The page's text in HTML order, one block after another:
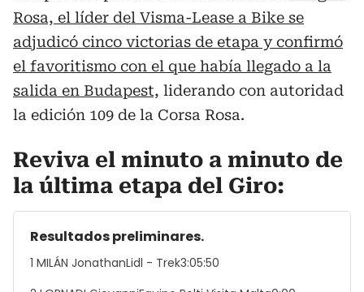
Rosa, el líder del Visma-Lease a Bike se
adjudicó cinco victorias de etapa y confirmó
el favoritismo con el que había llegado a la
salida en Budapest, liderando con autoridad
la edición 109 de la Corsa Rosa.
Reviva el minuto a minuto de
la última etapa del Giro:
Resultados preliminares.
1 MILÁN JonathanLidl - Trek3:05:50